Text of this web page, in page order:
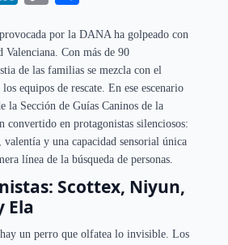
por la DANA ha golpeado con
Valenciana. Con más de 90
de las familias se mezcla con el
equipos de rescate. En ese escenario
la Sección de Guías Caninos de la
convertido en protagonistas silenciosos:
y una capacidad sensorial única
línea de la búsqueda de personas.
Scottex, Niyun,
Ela
un perro que olfatea lo invisible. Los